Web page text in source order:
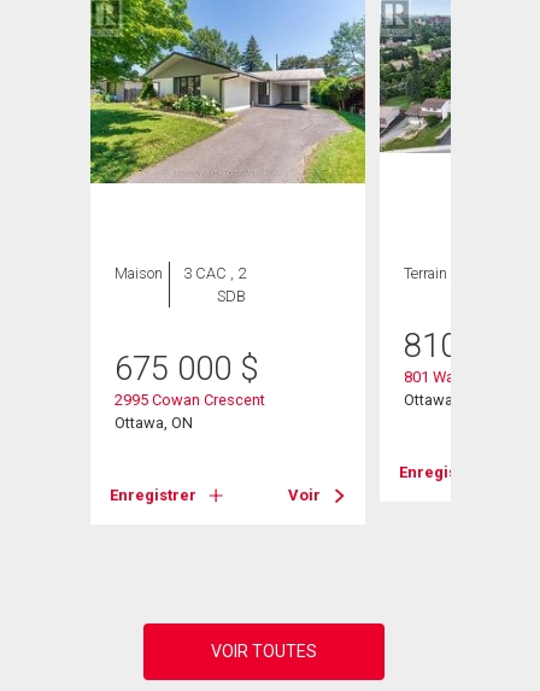
Maison
3 CAC , 2
SDB
675 000 $
2995 Cowan Crescent
Ottawa, ON
Enregistrer Voir
Terrain
810 500
801 Walkley Road
Ottawa, ON
Enregistrer